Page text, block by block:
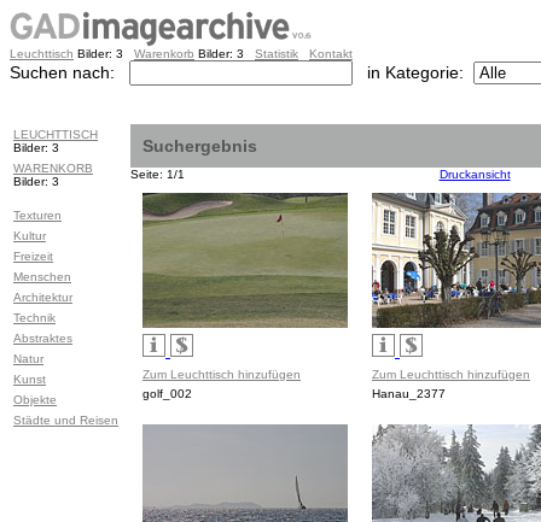
Leuchttisch Bilder: 3 Warenkorb Bilder: 3 Statistik Kontakt
Suchen nach: in Kategorie:
LEUCHTTISCH
Bilder: 3
WARENKORB
Bilder: 3
Texturen
Kultur
Freizeit
Menschen
Architektur
Technik
Abstraktes
Natur
Kunst
Objekte
Städte und Reisen
Suchergebnis
Seite: 1/1 Druckansicht
Zum Leuchttisch hinzufügen
golf_002
Zum Leuchttisch hinzufügen
Hanau_2377